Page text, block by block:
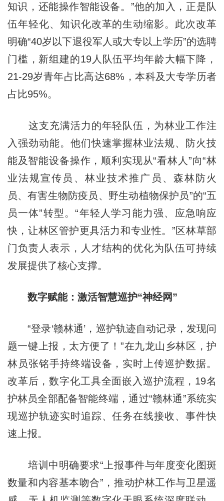
知识，还能操作智能设备。”他的加入，正是队
伍年轻化、知识化改革的生动缩影。此次改革
明确“40岁以下退役军人或大专以上学历”的选聘
门槛，新组建的19人队伍平均年龄大幅下降，
21-29岁青年占比高达68%，本科及大专学历者
占比95%。
这支充满活力的年轻队伍，为林业工作注
入强劲动能。他们快速掌握林业法规、防火技
能及智能设备操作，顺利实现从“看林人”向“林
业法规宣传员、林业技术推广员、森林防火
员、有害生物防疫员、野生动植物保护员”的“五
员一体”转型。“年轻人学习能力强、应急响应
快，让林区管护更具活力和专业性。”区林草部
门负责人表示，人才结构的优化为队伍可持续
发展提供了核心支撑。
数字赋能：激活智慧巡护“神经网”
“登录‘赣林通’，巡护轨迹自动记录，发现问
题一键上报，太方便了！”在九龙山乡林区，护
林员张铭手持终端设备，实时上传巡护数据。
改革后，数字化工具全面嵌入巡护流程，19名
护林员全部配备智能终端，通过“赣林通”系统实
现巡护轨迹实时追踪、任务在线接收、事件快
速上报。
培训中明确要求“上报事件与年度变化图斑
数量和内容基本吻合”，推动护林工作与卫星遥